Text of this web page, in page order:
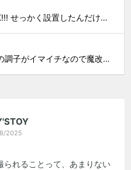
iMacからACERへ CHK!!! せっかく設置したんだけど〜 画面が真っ暗じゃしょうがないわな。 元のACERモニターを再度、設置🔥 画面のチラツキ、乱れなど不具合、多めですが 見れないより良い。 iMacへ繋いだ時、疑問があった。 せっかくの解像度を生かしてないこと。 2...
お店のACERモニターの調子がイマイチなので魔改造したiMacと入れ替え 外は豪雨、何処へも行かない火曜。 コツコツ作業スタートです!!! CHK!!! 何年かぶりにモニターを降ろした。 配線がぐちゃぐちゃ😂 要らないケーブルなど、使っていない部材などなど片付けて、拭き掃除w。...
2025
られることって、あまりない